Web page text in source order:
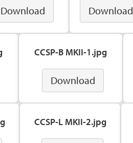
Download Download
CCSP-B MKII-1.jpg
Download
CCSP-L MKII-2.jpg